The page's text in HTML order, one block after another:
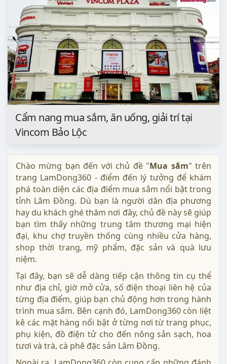
Cẩm nang mua sắm, ăn uống, giải trí tại
Vincom Bảo Lộc
Chào mừng bạn đến với chủ đề "Mua sắm" trên
trang LamDong360 - điểm đến lý tưởng để khám
phá toàn diện các địa điểm mua sắm nổi bật trong
tỉnh Lâm Đồng. Dù bạn là người dân địa phương
hay du khách ghé thăm nơi đây, chủ đề này sẽ giúp
bạn tìm thấy những trung tâm thương mại hiện
đại, khu chợ truyền thống cùng nhiều cửa hàng,
shop thời trang, mỹ phẩm, đặc sản và quà lưu
niệm.
Tại đây, bạn sẽ dễ dàng tiếp cận thông tin cụ thể
như địa chỉ, giờ mở cửa, số điện thoại liên hệ của
từng địa điểm, giúp bạn chủ động hơn trong hành
trình mua sắm. Bên cạnh đó, LamDong360 còn liệt
kê các mặt hàng nổi bật ở từng nơi từ trang phục,
phụ kiện, đồ điện tử cho đến nông sản sạch, hoa
tươi và trà, cà phê đặc sản Lâm Đồng.